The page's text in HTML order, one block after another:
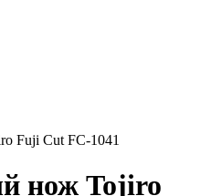
Fuji Cut FC-1041
нож Tojiro